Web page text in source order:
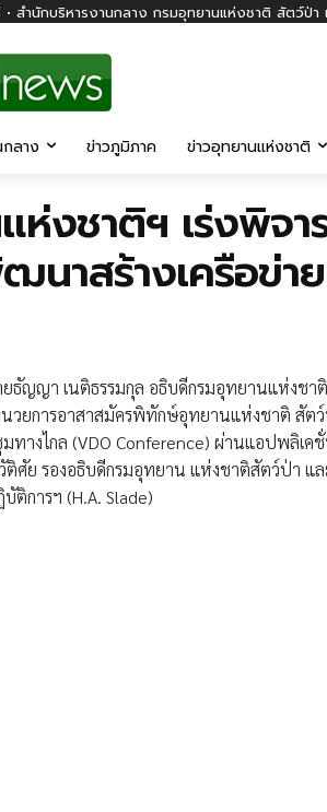
• สำนักบริหารงานกลาง กรมอุทยานแห่งชาติ สัตว์ป่
ลาง ข่าวภูมิภาค ข่าวอุทยานแห่งชาติ
ห่งชาติฯ เร่งพิจ
าสร้างเครือข่า
ธัญญา เนติธรรมกุล อธิบดีกรมอุทยานแห่งช
นวยการอาสาสมัครพิทักษ์อุทยานแห่งชาติ สั
ทางไกล (VDO Conference) ผ่านแอปพลิเค
ติศัย รองอธิบดีกรมอุทยาน แห่งชาติสัตว์ป่า
การฯ (H.A. Slade)